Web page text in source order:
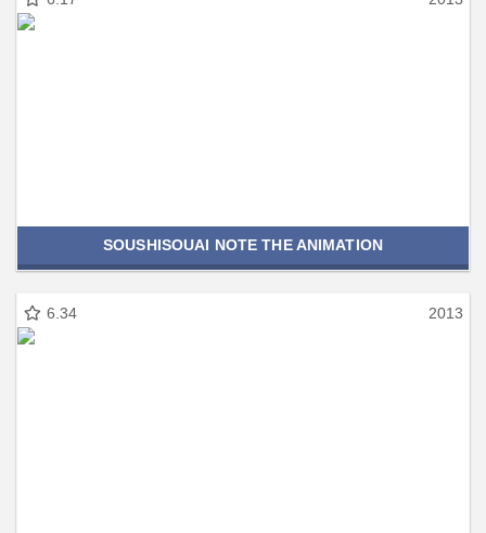
SOUSHISOUAI NOTE THE ANIMATION
6.34 2013